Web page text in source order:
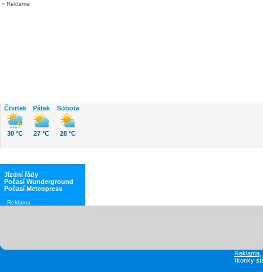
Reklama
Čtvrtek
30 °C
Pátek
27 °C
Sobota
28 °C
Jízdní řády
Počasí Wunderground
Počasí Meteopress
Reklama
Reklama
Ikonky